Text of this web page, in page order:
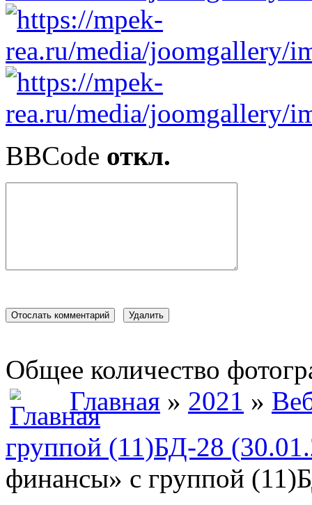
BBCode откл.
Общее количество
Главная » 2021 »
группой (11)БД-28
финансы» с группой